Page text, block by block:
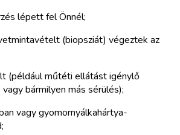
lépett fel Önnél;
(biopsziát) végeztek az
(például műtéti ellátást igénylő
bármilyen más sérülés);
vagy gyomornyálkahártya-